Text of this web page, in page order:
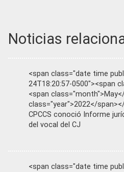
Noticias
<span class="date time
24T18:20:57-0500"><span
<span
class="year">2022</
CPCCS conoció Informe
del vocal del CJ
<span class="date time